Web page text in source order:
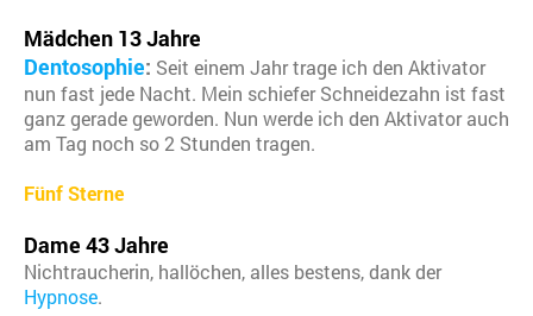
Mädchen 13 Jahre
Dentosophie: Seit einem Jahr trage ich den Aktivator
nun fast jede Nacht. Mein schiefer Schneidezahn ist fast
ganz gerade geworden. Nun werde ich den Aktivator auch
am Tag noch so 2 Stunden tragen.
Fünf Sterne
Dame 43 Jahre
Nichtraucherin, hallöchen, alles bestens, dank der
Hypnose.